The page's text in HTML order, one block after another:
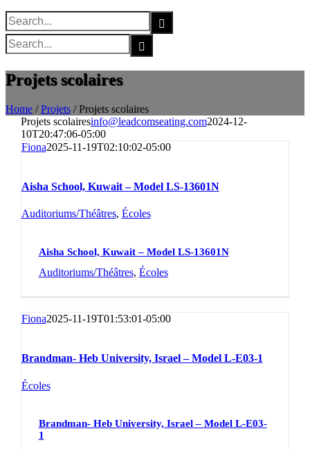
Search
for:
Search
for:
Projets scolaires
Home /Projets /Projets scolaires
Projets scolairesinfo@leadcomseating.com2024-12-
10T20:47:06-05:00
Fiona2025-11-19T02:10:02-05:00
Aisha School, Kuwait – Model LS-13601N
Auditoriums/Théâtres, Écoles
Aisha School, Kuwait – Model LS-13601N
Auditoriums/Théâtres, Écoles
Fiona2025-11-19T01:53:01-05:00
Brandman- Heb University, Israel – Model L-E03-1
Écoles
Brandman- Heb University, Israel – Model L-E03-
1